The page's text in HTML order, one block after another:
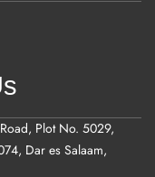
Plot No. 5029,
Dar es Salaam,